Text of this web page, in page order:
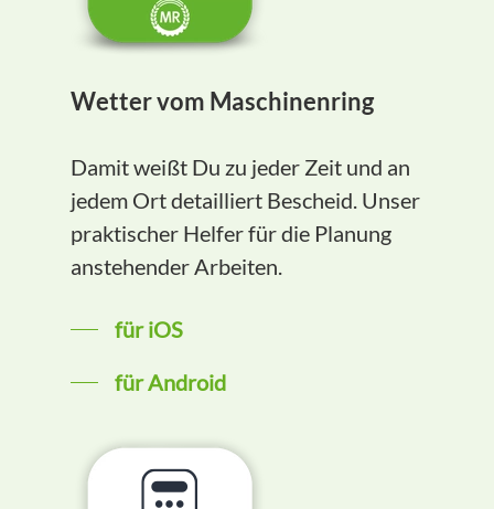
Wetter vom Maschinenring
Damit weißt Du zu jeder Zeit und an
jedem Ort detailliert Bescheid. Unser
praktischer Helfer für die Planung
anstehender Arbeiten.
für iOS
für Android